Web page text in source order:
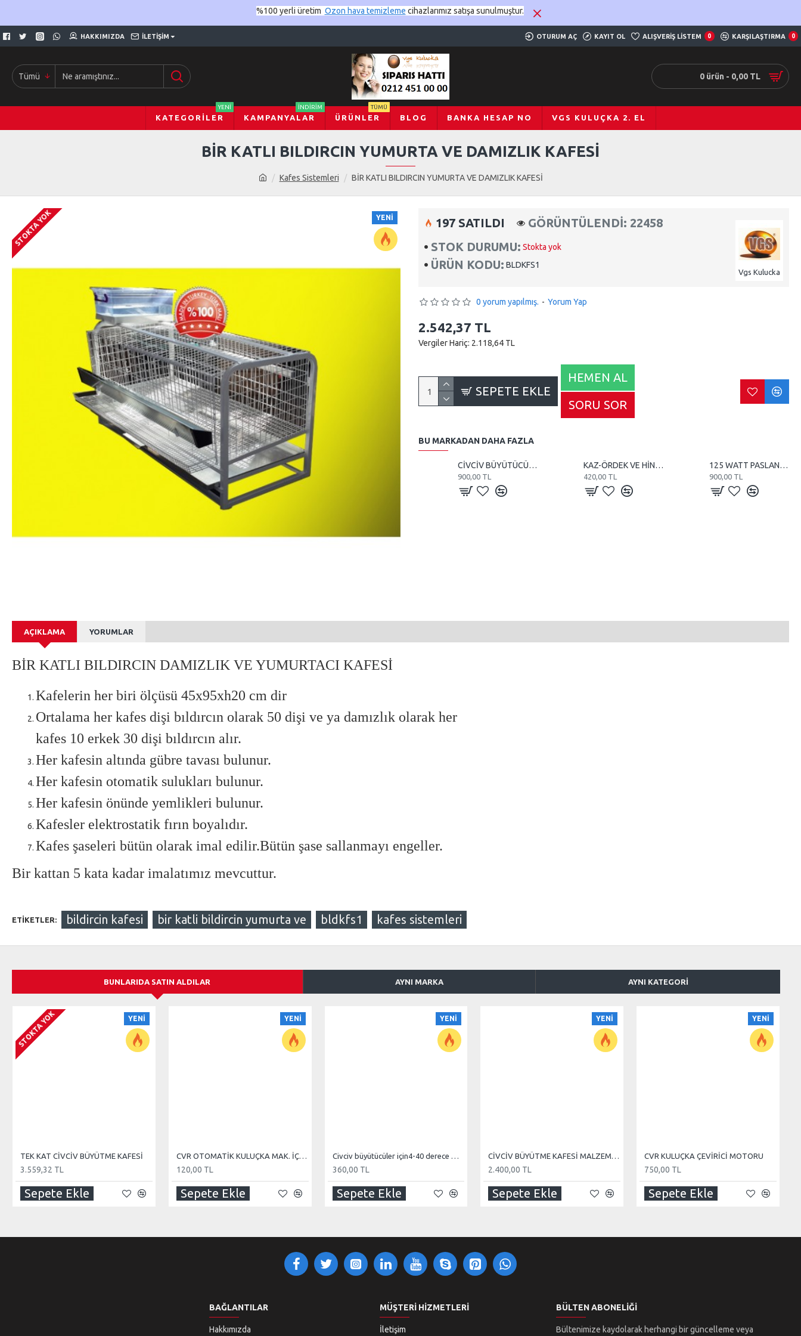
%100 yerli üretim Ozon hava temizleme cihazlarımız satışa sunulmuştur.
HAKKIMIZDA İLETIŞIM OTURUM AÇ KAYIT OL ALIŞVERIŞ LISTEM 0 KARŞILAŞTIRMA 0
Tümü 0 ürün - 0,00 TL
KATEGORILER
YENI
KAMPANYALAR
İNDIRIM
ÜRÜNLER
TÜMÜ
BLOG BANKA HESAP NO VGS KULUÇKA 2. EL
Kafes Sistemleri BİR KATLI BILDIRCIN YUMURTA VE DAMIZLIK KAFESİ
BİR KATLI BILDIRCIN YUMURTA VE DAMIZLIK KAFESİ
YENI
STOKTA YOK STOK DURUMU: Stokta yok
ÜRÜN KODU: BLDKFS1
Vgs Kulucka
197 SATILDI GÖRÜNTÜLENDI: 22458
0 yorum yapılmış. - Yorum Yap
2.542,37 TL
Vergiler Hariç: 2.118,64 TL
SEPETE EKLE
HEMEN AL
SORU SOR
BU MARKADAN DAHA FAZLA
CİVCİV BÜYÜTÜCÜ VE KULUÇKA 110 WATT REZİSTANS
900,00 TL
KAZ-ÖRDEK VE HİNDİ KULUÇKA MAKİNE TEREĞİ
420,00 TL
125 WATT PASLANMAZ TUBE REZİSTANS
900,00 TL
AÇIKLAMA YORUMLAR
BİR KATLI BILDIRCIN DAMIZLIK VE YUMURTACI KAFESİ
Kafelerin her biri ölçüsü 45x95xh20 cm dir
Ortalama her kafes dişi bıldırcın olarak 50 dişi ve ya damızlık olarak her
kafes 10 erkek 30 dişi bıldırcın alır.
Her kafesin altında gübre tavası bulunur.
Her kafesin otomatik sulukları bulunur.
Her kafesin önünde yemlikleri bulunur.
Kafesler elektrostatik fırın boyalıdır.
Kafes şaseleri bütün olarak imal edilir.Bütün şase sallanmayı engeller.
Bir kattan 5 kata kadar imalatımız mevcuttur.
ETIKETLER: bildircin kafesi bir katli bildircin yumurta ve bldkfs1 kafes sistemleri
BUNLARIDA SATIN ALDILAR AYNI MARKA AYNI KATEGORI
YENI
STOKTA YOK
TEK KAT CİVCİV BÜYÜTME KAFESİ
3.559,32 TL
Sepete Ekle
YENI
CVR OTOMATİK KULUÇKA MAK. İÇİN EK TEREKLER
120,00 TL
Sepete Ekle
YENI
Civciv büyütücüler için4-40 derece mekanik termostat
360,00 TL
Sepete Ekle
YENI
CİVCİV BÜYÜTME KAFESİ MALZEMELERİ
2.400,00 TL
Sepete Ekle
YENI
CVR KULUÇKA ÇEVİRİCİ MOTORU
750,00 TL
Sepete Ekle
BAĞLANTILAR
Hakkımızda
MÜŞTERI HIZMETLERI
İletişim
BÜLTEN ABONELIĞI
Bültenimize kaydolarak herhangi bir güncelleme veya